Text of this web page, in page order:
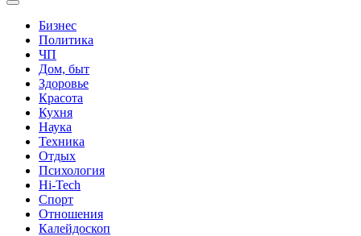
Бизнес
Политика
ЧП
Дом, быт
Здоровье
Красота
Кухня
Наука
Техника
Отдых
Психология
Hi-Tech
Спорт
Отношения
Калейдоскоп